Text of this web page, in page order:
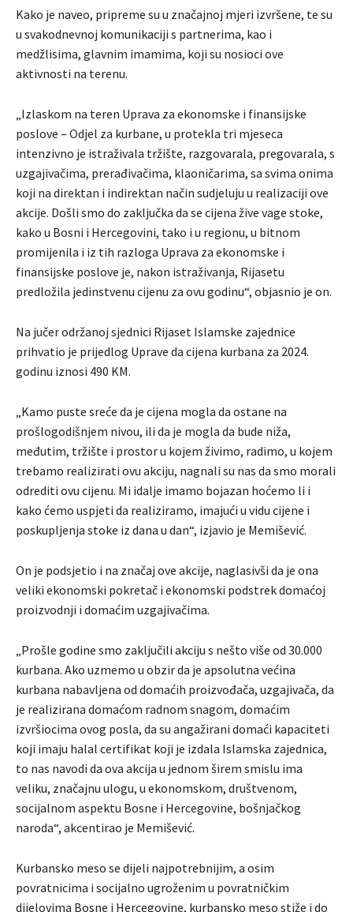
Kako je naveo, pripreme su u značajnoj mjeri izvršene, te su
u svakodnevnoj komunikaciji s partnerima, kao i
medžlisima, glavnim imamima, koji su nosioci ove
aktivnosti na terenu.
„Izlaskom na teren Uprava za ekonomske i finansijske
poslove – Odjel za kurbane, u protekla tri mjeseca
intenzivno je istraživala tržište, razgovarala, pregovarala, s
uzgajivačima, prerađivačima, klaoničarima, sa svima onima
koji na direktan i indirektan način sudjeluju u realizaciji ove
akcije. Došli smo do zaključka da se cijena žive vage stoke,
kako u Bosni i Hercegovini, tako i u regionu, u bitnom
promijenila i iz tih razloga Uprava za ekonomske i
finansijske poslove je, nakon istraživanja, Rijasetu
predložila jedinstvenu cijenu za ovu godinu“, objasnio je on.
Na jučer održanoj sjednici Rijaset Islamske zajednice
prihvatio je prijedlog Uprave da cijena kurbana za 2024.
godinu iznosi 490 KM.
„Kamo puste sreće da je cijena mogla da ostane na
prošlogodišnjem nivou, ili da je mogla da bude niža,
međutim, tržište i prostor u kojem živimo, radimo, u kojem
trebamo realizirati ovu akciju, nagnali su nas da smo morali
odrediti ovu cijenu. Mi idalje imamo bojazan hoćemo li i
kako ćemo uspjeti da realiziramo, imajući u vidu cijene i
poskupljenja stoke iz dana u dan“, izjavio je Memišević.
On je podsjetio i na značaj ove akcije, naglasivši da je ona
veliki ekonomski pokretač i ekonomski podstrek domaćoj
proizvodnji i domaćim uzgajivačima.
„Prošle godine smo zaključili akciju s nešto više od 30.000
kurbana. Ako uzmemo u obzir da je apsolutna većina
kurbana nabavljena od domaćih proizvođača, uzgajivača, da
je realizirana domaćom radnom snagom, domaćim
izvršiocima ovog posla, da su angažirani domaći kapaciteti
koji imaju halal certifikat koji je izdala Islamska zajednica,
to nas navodi da ova akcija u jednom širem smislu ima
veliku, značajnu ulogu, u ekonomskom, društvenom,
socijalnom aspektu Bosne i Hercegovine, bošnjačkog
naroda“, akcentirao je Memišević.
Kurbansko meso se dijeli najpotrebnijim, a osim
povratnicima i socijalno ugroženim u povratničkim
dijelovima Bosne i Hercegovine, kurbansko meso stiže i do